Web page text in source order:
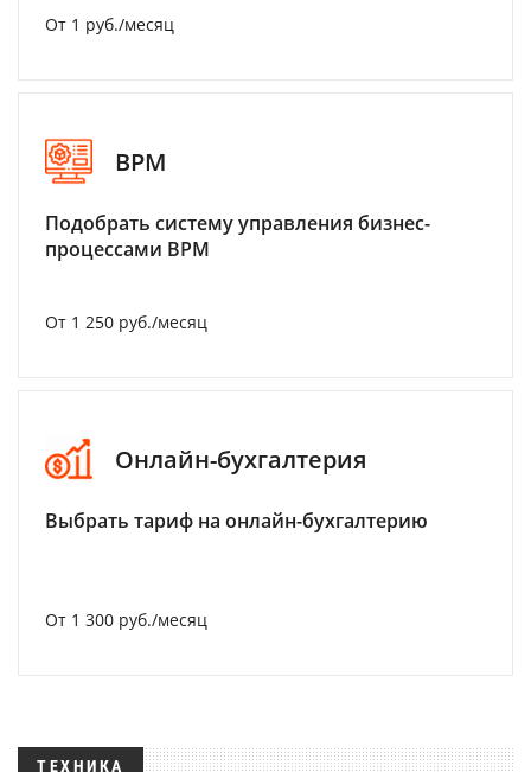
От 1 руб./месяц
BPM
Подобрать систему управления бизнес-
процессами BPM
От 1 250 руб./месяц
Онлайн-бухгалтерия
Выбрать тариф на онлайн-бухгалтерию
От 1 300 руб./месяц
ТЕХНИКА